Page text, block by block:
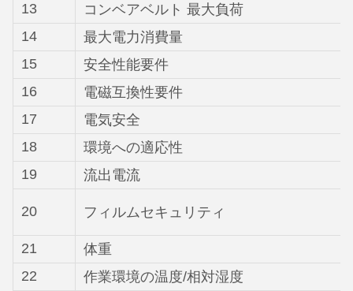
13
コンベアベルト 最大負荷
14
最大電力消費量
15
安全性能要件
16
電磁互換性要件
17
電気安全
18
環境への適応性
19
流出電流
20 フィルムセキュリティ
21
体重
22
作業環境の温度/相対湿度